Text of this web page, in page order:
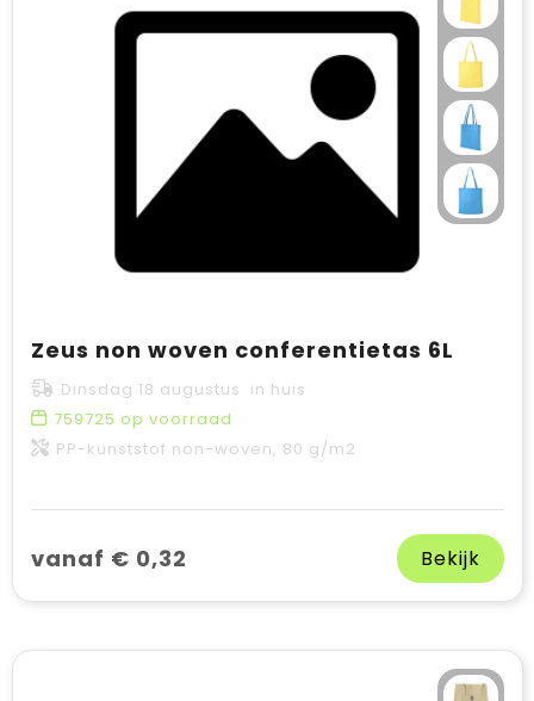
Zeus non woven conferentietas 6L
Dinsdag 18 augustus in huis
759725 op voorraad
PP-kunststof non-woven, 80 g/m2
vanaf € 0,32 Bekijk